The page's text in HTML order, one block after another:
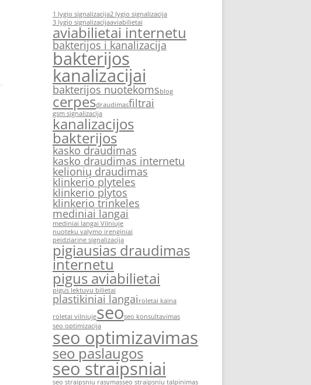
1 lygio signalizacija2 lygio signalizacija
3 lygio signalizacijaaviabilietai
aviabilietai internetu
bakterijos i kanalizacija
bakterijos
kanalizacijai
bakterijos nuotekomsblog
cerpesdraudimasfiltrai
gsm signalizacija
kanalizacijos
bakterijos
kasko draudimas
kasko draudimas internetu
kelionių draudimas
klinkerio plyteles
klinkerio plytos
klinkerio trinkeles
mediniai langai
mediniai langai Vilniuje
nuoteku valymo irenginiai
peidziarine signalizacija
pigiausias draudimas
internetu
pigus aviabilietai
pigus lektuvu bilietai
plastikiniai langai roletai kaina
roletai vilniujeseoseo konsultavimas
seo optimizacija
seo optimizavimas
seo paslaugos
seo straipsniai
seo straipsniu rasymasseo straipsniu talpinimas